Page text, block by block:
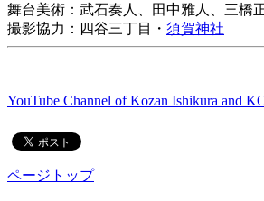
舞台美術：武石奏人、田中雅人、三橋
撮影協力：四谷三丁目・ 須賀神社
YouTube Channel of Kozan Ishikura and
ページトップ